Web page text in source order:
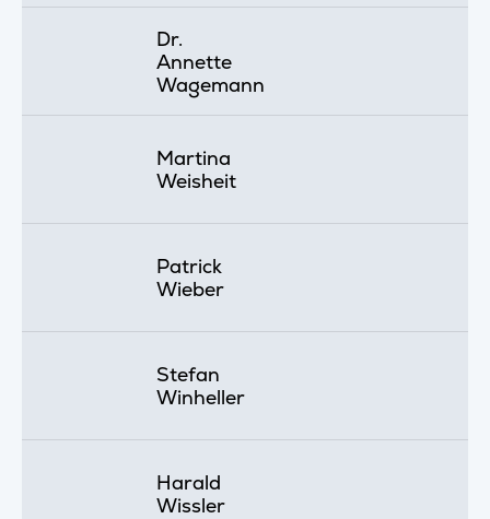
Dr.
Annette
Wagemann
Martina
Weisheit
Patrick
Wieber
Stefan
Winheller
Harald
Wissler